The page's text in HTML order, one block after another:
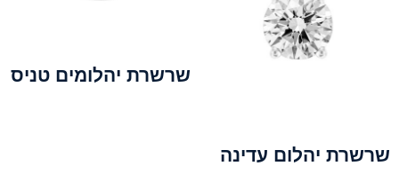
שרשרת יהלום עדינה
שרשרת יהלומים טניס